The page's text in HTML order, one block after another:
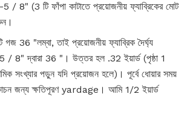
/ 8" (3 টি ফাঁপা কাটাতে প্রয়োজনীয় ফ্যাব্রিকের মোট
গজ 36 "লম্বা, তাই প্রয়োজনীয় ফ্যাব্রিক দৈর্ঘ্য
/ 8" দ্বারা 36 "। উত্তর হল .32 ইয়ার্ড (পৃষ্ঠা 1
সংখ্যার পড়ুন যদি প্রয়োজন হলে)। পূর্বে ধোয়ার সময়
জন্য ক্ষতিপূরণ yardage। আমি 1/2 ইয়ার্ড